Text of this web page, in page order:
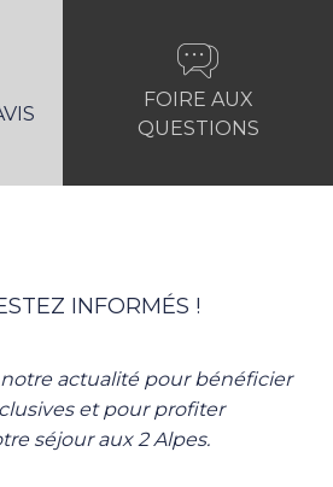
FOIRE AUX
QUESTIONS
INFORMÉS !
actualité pour bénéficier
et pour profiter
séjour aux 2 Alpes.